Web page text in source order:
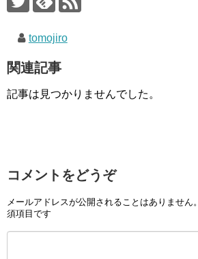
tomojiro
関連記事
記事は見つかりませんでした。
コメントをどうぞ
メールアドレスが公開されることはありません。
須項目です